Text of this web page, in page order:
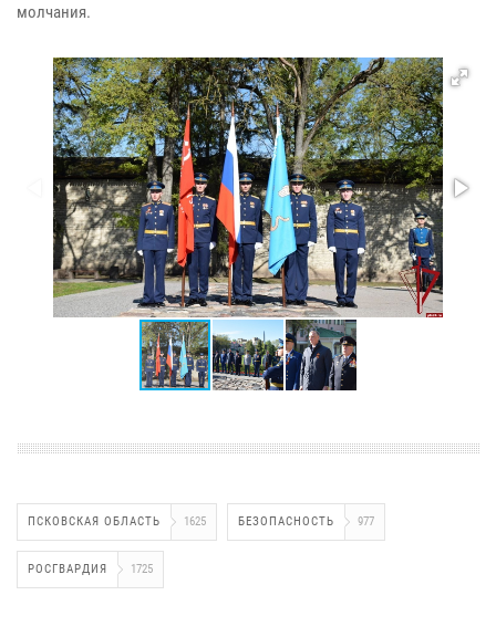
молчания.
ПСКОВСКАЯ ОБЛАСТЬ 1625 БЕЗОПАСНОСТЬ 977
РОСГВАРДИЯ 1725